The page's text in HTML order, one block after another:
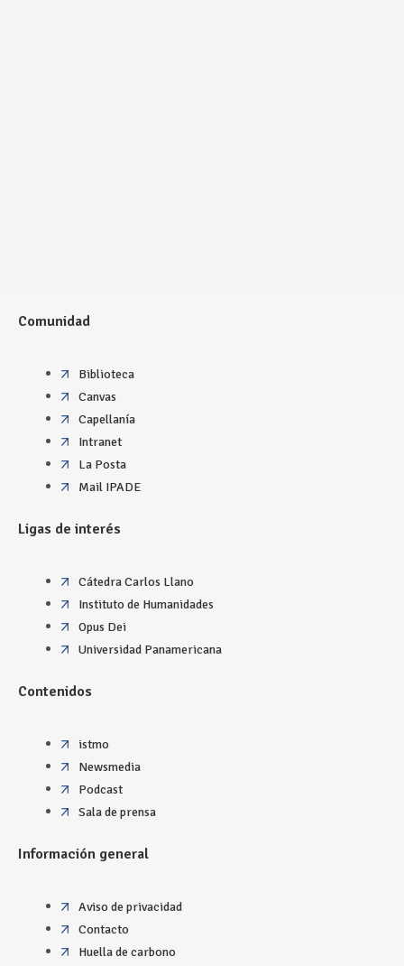
Comunidad
Biblioteca
Canvas
Capellanía
Intranet
La Posta
Mail IPADE
Ligas de interés
Cátedra Carlos Llano
Instituto de Humanidades
Opus Dei
Universidad Panamericana
Contenidos
istmo
Newsmedia
Podcast
Sala de prensa
Información general
Aviso de privacidad
Contacto
Huella de carbono